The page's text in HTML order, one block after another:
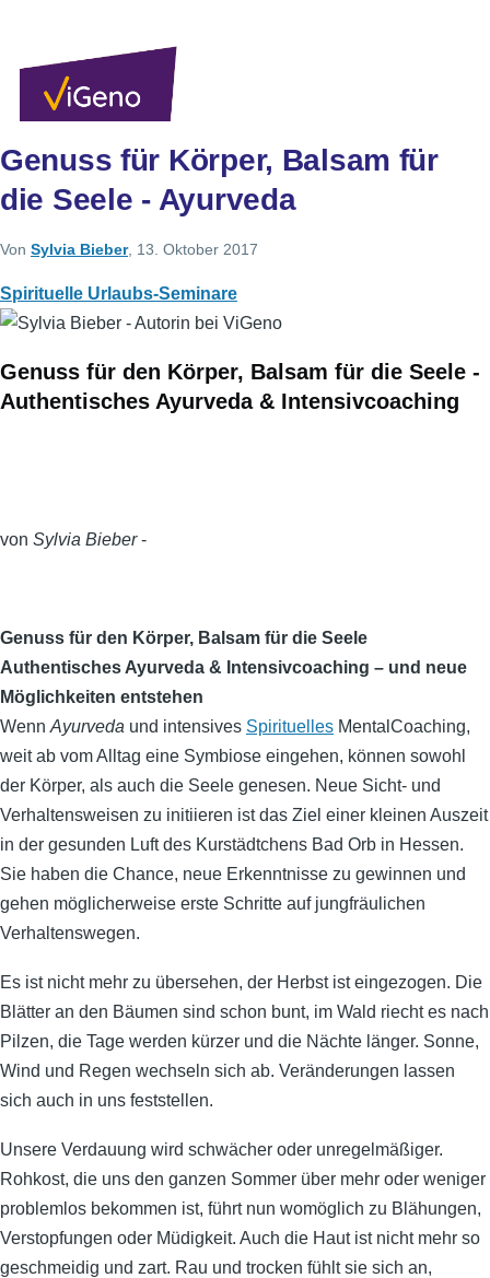
Genuss für Körper, Balsam für
die Seele - Ayurveda
Von Sylvia Bieber, 13. Oktober 2017
Spirituelle Urlaubs-Seminare
Genuss für den Körper, Balsam für die Seele -
Authentisches Ayurveda & Intensivcoaching
von Sylvia Bieber-
Genuss für den Körper, Balsam für die Seele
Authentisches Ayurveda & Intensivcoaching – und neue
Möglichkeiten entstehen
Wenn Ayurveda und intensives Spirituelles MentalCoaching,
weit ab vom Alltag eine Symbiose eingehen, können sowohl
der Körper, als auch die Seele genesen. Neue Sicht- und
Verhaltensweisen zu initiieren ist das Ziel einer kleinen Auszeit
in der gesunden Luft des Kurstädtchens Bad Orb in Hessen.
Sie haben die Chance, neue Erkenntnisse zu gewinnen und
gehen möglicherweise erste Schritte auf jungfräulichen
Verhaltenswegen.
Es ist nicht mehr zu übersehen, der Herbst ist eingezogen. Die
Blätter an den Bäumen sind schon bunt, im Wald riecht es nach
Pilzen, die Tage werden kürzer und die Nächte länger. Sonne,
Wind und Regen wechseln sich ab. Veränderungen lassen
sich auch in uns feststellen.
Unsere Verdauung wird schwächer oder unregelmäßiger.
Rohkost, die uns den ganzen Sommer über mehr oder weniger
problemlos bekommen ist, führt nun womöglich zu Blähungen,
Verstopfungen oder Müdigkeit. Auch die Haut ist nicht mehr so
geschmeidig und zart. Rau und trocken fühlt sie sich an,